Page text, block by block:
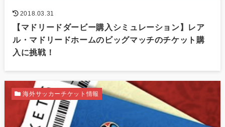
2018.03.31
【マドリードダービー購入シミュレーション】レア
ル・マドリードホームのビッグマッチのチケット購
入に挑戦！
海外サッカーチケット情報